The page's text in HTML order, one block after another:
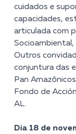
cuidados e
capacidades,
articulada com
Outros
conjuntura das
Pan
Fondo de
AL.
Dia 18 de